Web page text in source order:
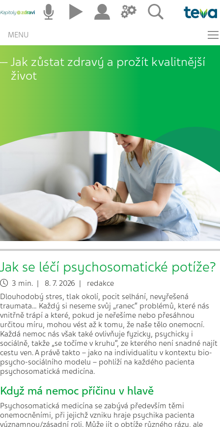
MENU
Jak zůstat zdravý a prožít kvalitnější
život
Jak se léčí psychosomatické potíže?
3 min. | 8. 7. 2026 | redakce
Dlouhodobý stres, tlak okolí, pocit selhání, nevyřešená
traumata… Každý si neseme svůj „ranec“ problémů, které nás
vnitřně trápí a které, pokud je neřešíme nebo přesáhnou
určitou míru, mohou vést až k tomu, že naše tělo onemocní.
Každá nemoc nás však také ovlivňuje fyzicky, psychicky i
sociálně, takže „se točíme v kruhu“, ze kterého není snadné najít
cestu ven. A právě takto – jako na individualitu v kontextu bio-
psycho-sociálního modelu – pohlíží na každého pacienta
psychosomatická medicína.
Když má nemoc příčinu v hlavě
Psychosomatická medicína se zabývá především těmi
onemocněními, při jejichž vzniku hraje psychika pacienta
významnou/zásadní roli. Může jít o obtíže různého rázu, ale